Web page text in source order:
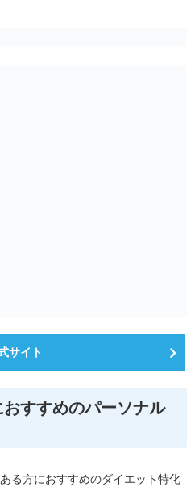
サイト
すすめのパーソナル
る方におすすめのダイエット特化